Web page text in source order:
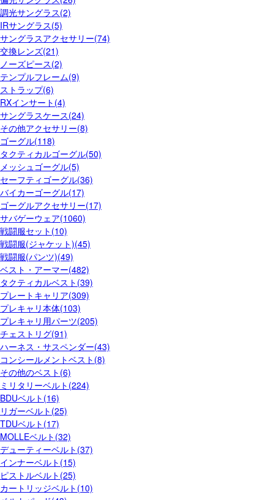
調光サングラス(2)
IRサングラス(5)
サングラスアクセサリー(74)
交換レンズ(21)
ノーズピース(2)
テンプルフレーム(9)
ストラップ(6)
RXインサート(4)
サングラスケース(24)
その他アクセサリー(8)
ゴーグル(118)
タクティカルゴーグル(50)
メッシュゴーグル(5)
セーフティゴーグル(36)
バイカーゴーグル(17)
ゴーグルアクセサリー(17)
サバゲーウェア(1060)
戦闘服セット(10)
戦闘服(ジャケット)(45)
戦闘服(パンツ)(49)
ベスト・アーマー(482)
タクティカルベスト(39)
プレートキャリア(309)
プレキャリ本体(103)
プレキャリ用パーツ(205)
チェストリグ(91)
ハーネス・サスペンダー(43)
コンシールメントベスト(8)
その他のベスト(6)
ミリタリーベルト(224)
BDUベルト(16)
リガーベルト(25)
TDUベルト(17)
MOLLEベルト(32)
デューティーベルト(37)
インナーベルト(15)
ピストルベルト(25)
カートリッジベルト(10)